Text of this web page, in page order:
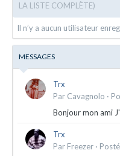
LA LISTE COMPLÈTE)
Il n’y a aucun utilisateur
MESSAGES
Trx
Par Cavagnolo ·
Bonjour mon ami
Trx
Par Freezer ·